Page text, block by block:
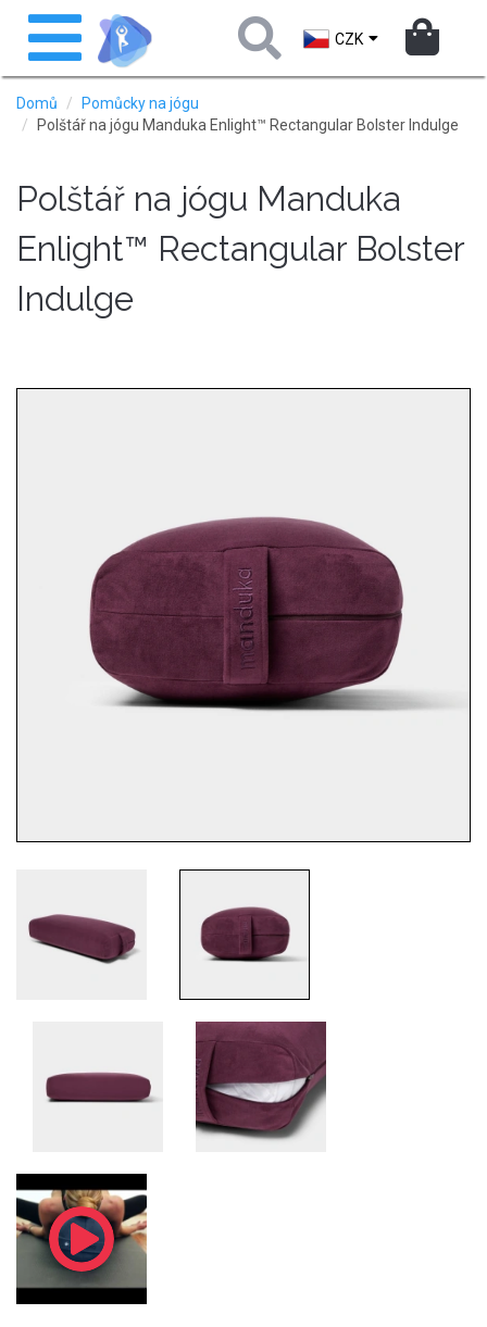
Přejít
hlavnímu
obsahu
Toggle
navigation
CZK
Domů
Pomůcky na jógu
Polštář na jógu Manduka Enlight™ Rectangular Bolster Indulge
Polštář na jógu Manduka
Enlight™ Rectangular Bolster
Indulge